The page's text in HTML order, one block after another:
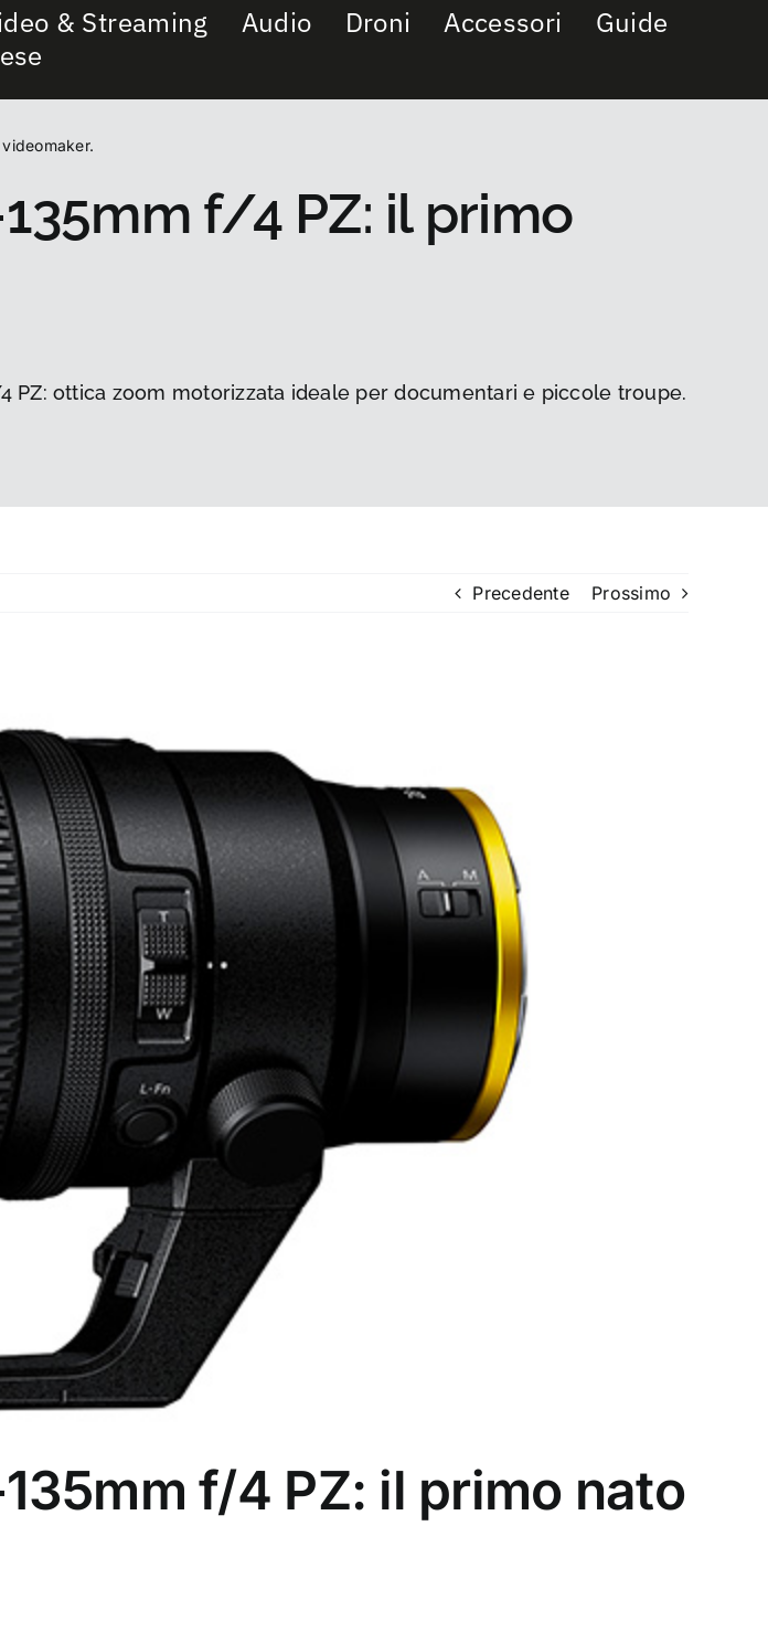
& Streaming Audio Droni Accessori
Guide
f/4 PZ: il primo
ottica zoom motorizzata ideale per documentari e piccole troupe.
Precedente Prossimo
f/4 PZ: il primo nato